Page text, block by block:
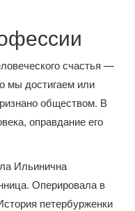
счастья —
мы достигаем или
обществом. В
оправдание его
Ильинична
Оперировала в
петербурженки